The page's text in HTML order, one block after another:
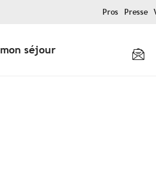
Pros Presse
séjour